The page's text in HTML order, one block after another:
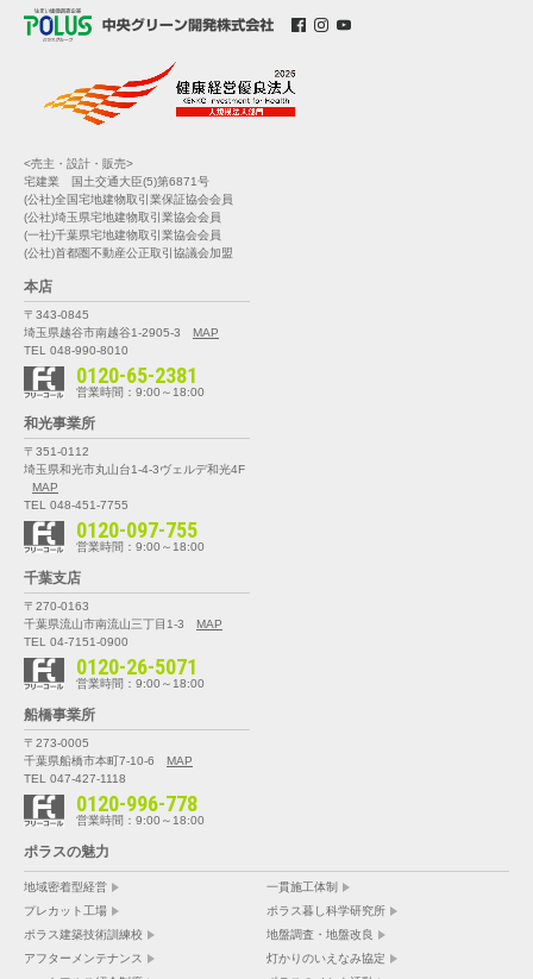
<売主・設計・販売>
宅建業 国土交通大臣(5)第6871号
(公社)全国宅地建物取引業保証協会会員
(公社)埼玉県宅地建物取引業協会会員
(一社)千葉県宅地建物取引業協会会員
(公社)首都圏不動産公正取引協議会加盟
本店
〒343-0845
埼玉県越谷市南越谷1-2905-3
MAP
TEL 048-990-8010
0120-65-2381
営業時間：9:00～18:00
和光事業所
〒351-0112
埼玉県和光市丸山台1-4-3ヴェルデ和光4F
MAP
TEL 048-451-7755
0120-097-755
営業時間：9:00～18:00
千葉支店
〒270-0163
千葉県流山市南流山三丁目1-3
MAP
TEL 04-7151-0900
0120-26-5071
営業時間：9:00～18:00
船橋事業所
〒273-0005
千葉県船橋市本町7-10-6
MAP
TEL 047-427-1118
0120-996-778
営業時間：9:00～18:00
ポラスの魅力
地域密着型経営
一貫施工体制
プレカット工場
ポラス暮し科学研究所
ポラス建築技術訓練校
地盤調査・地盤改良
アフターメンテナンス
灯かりのいえなみ協定